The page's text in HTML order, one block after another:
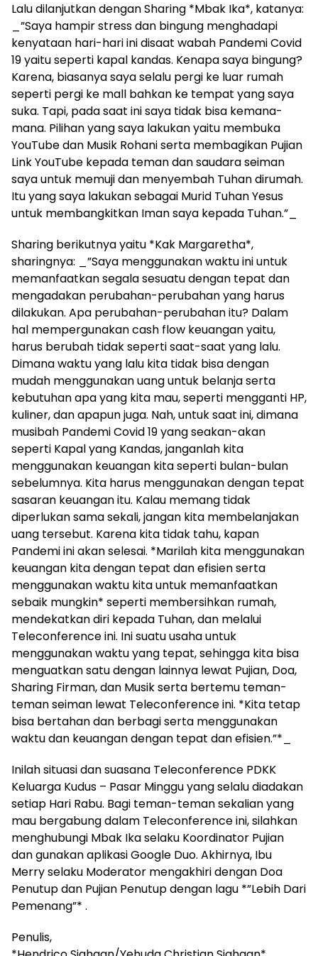
Lalu dilanjutkan dengan Sharing *Mbak Ika*, katanya:
_”Saya hampir stress dan bingung menghadapi
kenyataan hari-hari ini disaat wabah Pandemi Covid
19 yaitu seperti kapal kandas. Kenapa saya bingung?
Karena, biasanya saya selalu pergi ke luar rumah
seperti pergi ke mall bahkan ke tempat yang saya
suka. Tapi, pada saat ini saya tidak bisa kemana-
mana. Pilihan yang saya lakukan yaitu membuka
YouTube dan Musik Rohani serta membagikan Pujian
Link YouTube kepada teman dan saudara seiman
saya untuk memuji dan menyembah Tuhan dirumah.
Itu yang saya lakukan sebagai Murid Tuhan Yesus
untuk membangkitkan Iman saya kepada Tuhan.”_
Sharing berikutnya yaitu *Kak Margaretha*,
sharingnya: _”Saya menggunakan waktu ini untuk
memanfaatkan segala sesuatu dengan tepat dan
mengadakan perubahan-perubahan yang harus
dilakukan. Apa perubahan-perubahan itu? Dalam
hal mempergunakan cash flow keuangan yaitu,
harus berubah tidak seperti saat-saat yang lalu.
Dimana waktu yang lalu kita tidak bisa dengan
mudah menggunakan uang untuk belanja serta
kebutuhan apa yang kita mau, seperti mengganti HP,
kuliner, dan apapun juga. Nah, untuk saat ini, dimana
musibah Pandemi Covid 19 yang seakan-akan
seperti Kapal yang Kandas, janganlah kita
menggunakan keuangan kita seperti bulan-bulan
sebelumnya. Kita harus menggunakan dengan tepat
sasaran keuangan itu. Kalau memang tidak
diperlukan sama sekali, jangan kita membelanjakan
uang tersebut. Karena kita tidak tahu, kapan
Pandemi ini akan selesai. *Marilah kita menggunakan
keuangan kita dengan tepat dan efisien serta
menggunakan waktu kita untuk memanfaatkan
sebaik mungkin* seperti membersihkan rumah,
mendekatkan diri kepada Tuhan, dan melalui
Teleconference ini. Ini suatu usaha untuk
menggunakan waktu yang tepat, sehingga kita bisa
menguatkan satu dengan lainnya lewat Pujian, Doa,
Sharing Firman, dan Musik serta bertemu teman-
teman seiman lewat Teleconference ini. *Kita tetap
bisa bertahan dan berbagi serta menggunakan
waktu dan keuangan dengan tepat dan efisien.”*_
Inilah situasi dan suasana Teleconference PDKK
Keluarga Kudus – Pasar Minggu yang selalu diadakan
setiap Hari Rabu. Bagi teman-teman sekalian yang
mau bergabung dalam Teleconference ini, silahkan
menghubungi Mbak Ika selaku Koordinator Pujian
dan gunakan aplikasi Google Duo. Akhirnya, Ibu
Merry selaku Moderator mengakhiri dengan Doa
Penutup dan Pujian Penutup dengan lagu *”Lebih Dari
Pemenang”* .
Penulis,